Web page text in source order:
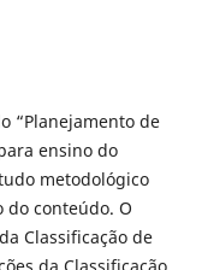
“Planejamento de
ensino do
metodológico
do conteúdo. O
Classificação de